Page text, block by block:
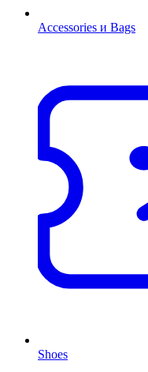
Accessories и Bags
Shoes